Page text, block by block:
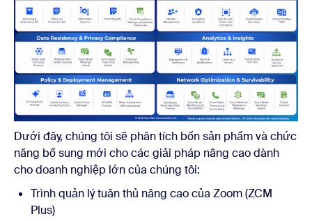
Dưới đây, chúng tôi sẽ phân tích bốnsản phẩm và chức
năng bổ sung mới cho các giải pháp nâng cao dành
cho doanh nghiệp lớn của chúng tôi:
Trình quản lý tuân thủ nâng cao của Zoom (ZCM
Plus)